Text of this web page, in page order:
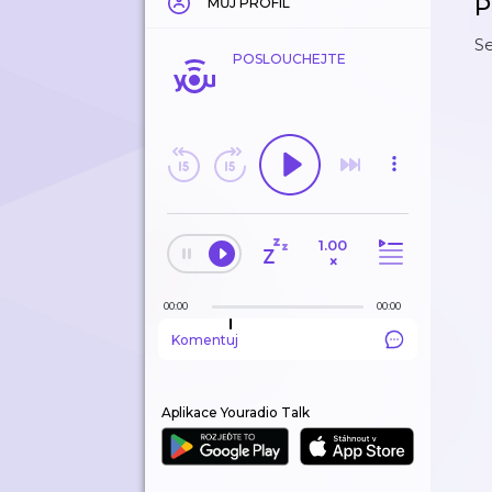
POSLOUCHEJTE
1.00
×
00:00 00:00
Komentuj
Aplikace Youradio Talk